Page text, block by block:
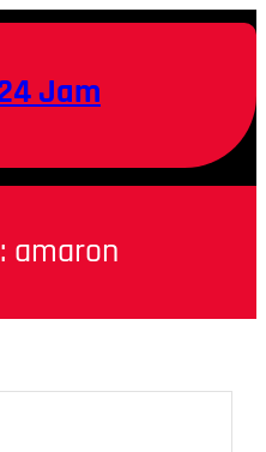
Jam
amaron